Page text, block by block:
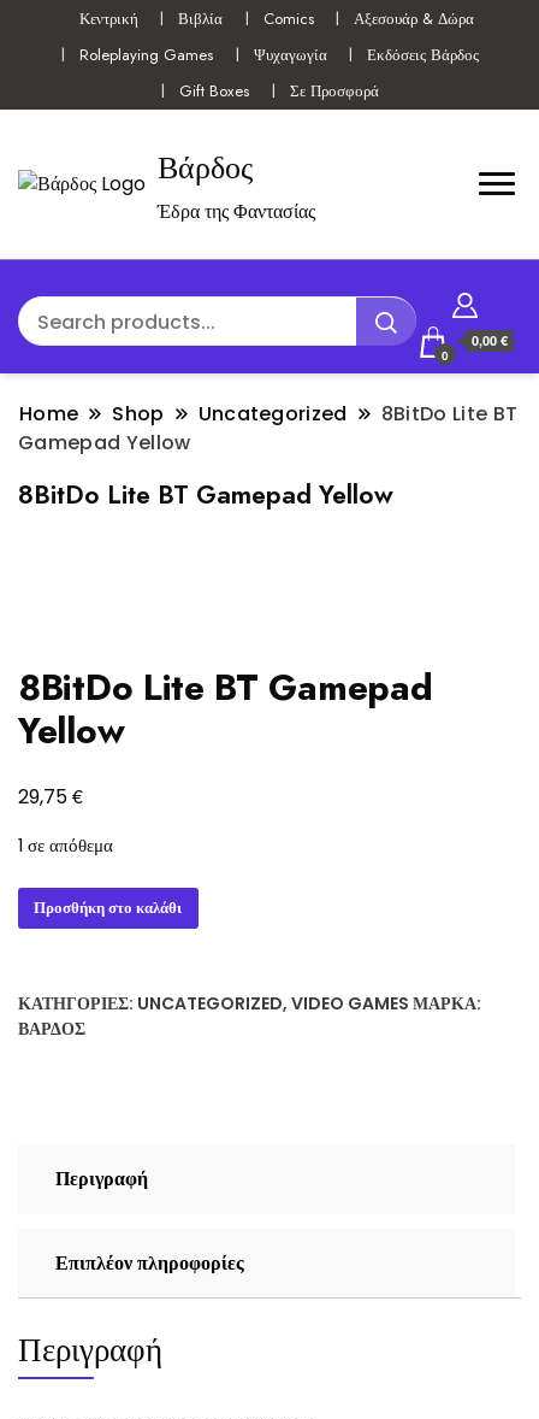
Κεντρική Βιβλία Comics
Αξεσουάρ & Δώρα
Roleplaying Games
Ψυχαγωγία
Εκδόσεις Βάρδος
Gift Boxes
Σε Προσφορά
Βάρδος
Έδρα της Φαντασίας
0
0,00 €
Home Shop Uncategorized
8BitDo Lite BT
Gamepad Yellow
8BitDo Lite BT Gamepad Yellow
8BitDo Lite BT Gamepad
Yellow
29,75€
1 σε απόθεμα
8BitDo
Lite
Yellow
Προσθήκη στο καλάθι
ΚΑΤΗΓΟΡΊΕΣ: UNCATEGORIZED, VIDEO GAMES ΜΆΡΚΑ:
ΒΆΡΔΟΣ
Περιγραφή
Επιπλέον πληροφορίες
Περιγραφή